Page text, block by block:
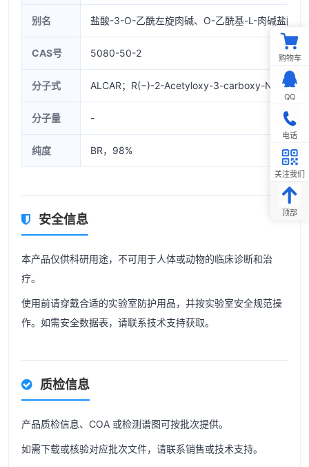
别名 盐酸-3-O-乙酰左旋肉碱、O-乙酰基-L-肉碱盐酸
CAS号 5080-50-2
分子式 ALCAR；R(−)-2-Acetyloxy-3-carboxy-N,N,N-
分子量 -
纯度 BR，98%
安全信息
本产品仅供科研用途，不可用于人体或动物的临床诊断和治
疗。
使用前请穿戴合适的实验室防护用品，并按实验室安全规范操
作。如需安全数据表，请联系技术支持获取。
质检信息
产品质检信息、COA 或检测谱图可按批次提供。
如需下载或核验对应批次文件，请联系销售或技术支持。
购物车
QQ
电话
关注我们
顶部